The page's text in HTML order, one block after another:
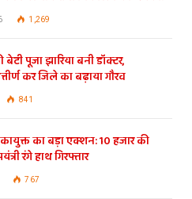
1,269
बेटी पूजा झारिया बनी डॉक्टर,
कर जिले का बढ़ाया गौरव
841
का बड़ा एक्शन: 10 हजार की
रंगे हाथ गिरफ्तार
767